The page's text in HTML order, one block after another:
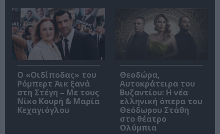
O «Οιδίποδας» του
Ρόμπερτ Άικ ξανά
στη Στέγη – Με τους
Νίκο Κουρή & Μαρία
Κεχαγιόγλου
Θεοδώρα,
Αυτοκράτειρα του
Βυζαντίου: Η νέα
ελληνική όπερα του
Θεόδωρου Στάθη
στο θέατρο
Ολύμπια